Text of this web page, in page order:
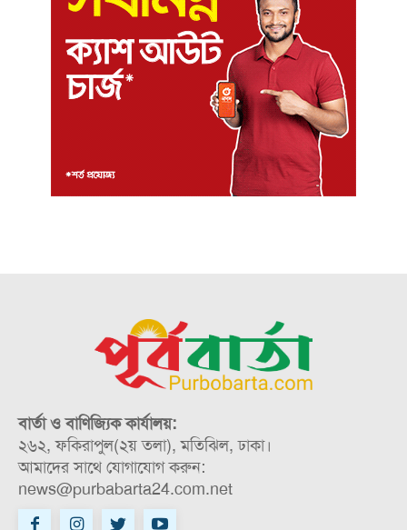
বার্তা ও বাণিজ্যিক কার্যালয়:
২৬২, ফকিরাপুল(২য় তলা), মতিঝিল, ঢাকা।
আমাদের সাথে যোগাযোগ করুন:
news@purbabarta24.com.net